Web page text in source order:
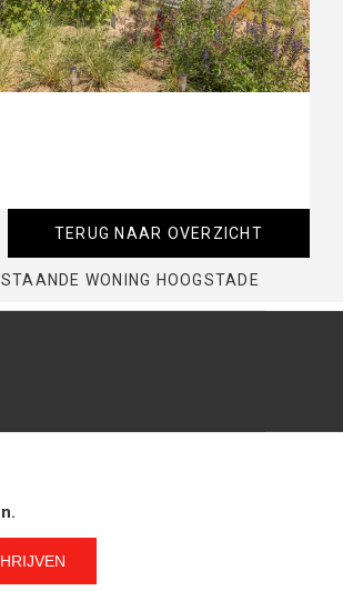
TERUG NAAR OVERZICHT
WONING HOOGSTADE